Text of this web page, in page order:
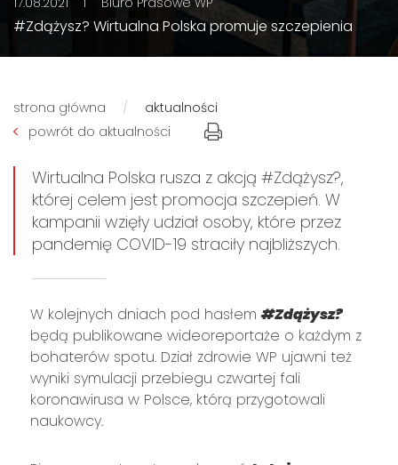
#Zdążysz? Wirtualna Polska promuje szczepienia
strona główna
aktualności
powrót do aktualności
Wirtualna Polska rusza z akcją #Zdążysz?,
której celem jest promocja szczepień. W
kampanii wzięły udział osoby, które przez
pandemię COVID-19 straciły najbliższych.
W kolejnych dniach pod hasłem#Zdążysz?
będą publikowane wideoreportaże o każdym z
bohaterów spotu. Dział zdrowie WP ujawni też
wyniki symulacji przebiegu czwartej fali
koronawirusa w Polsce, którą przygotowali
naukowcy.